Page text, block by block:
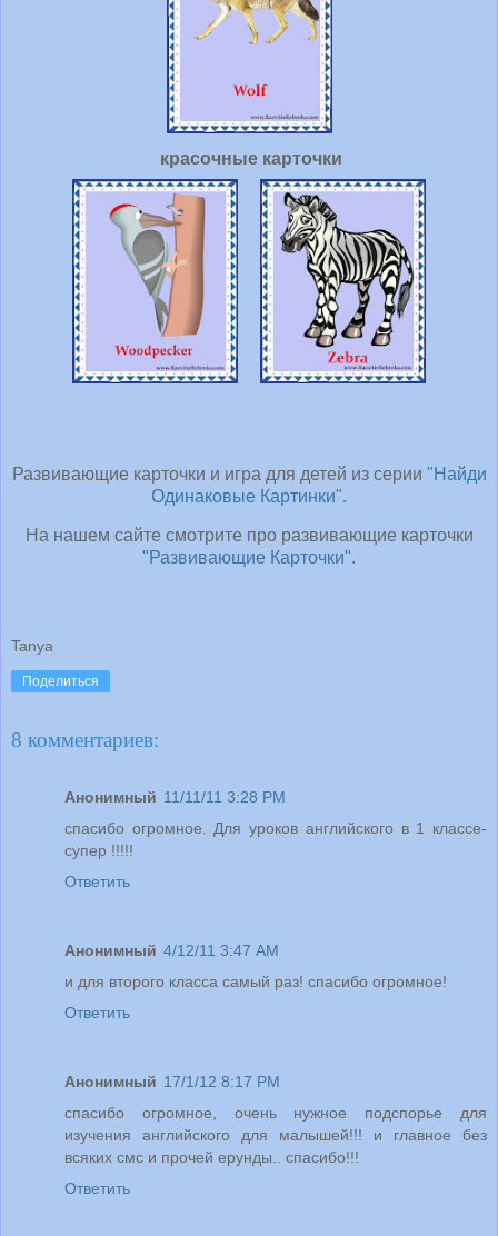
красочные карточки
Развивающие карточки и игра для детей из серии "Найди
Одинаковые Картинки".
На нашем сайте смотрите про развивающие карточки
"Развивающие Карточки".
Tanya
Поделиться
8 комментариев:
Анонимный 11/11/11 3:28 PM
спасибо огромное. Для уроков английского в 1 классе-
супер !!!!!
Ответить
Анонимный 4/12/11 3:47 AM
и для второго класса самый раз! спасибо огромное!
Ответить
Анонимный 17/1/12 8:17 PM
спасибо огромное, очень нужное подспорье для
изучения английского для малышей!!! и главное без
всяких смс и прочей ерунды.. спасибо!!!
Ответить